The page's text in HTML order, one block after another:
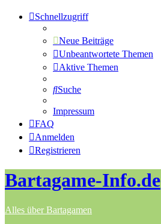
Schnellzugriff
Neue Beiträge
Unbeantwortete Themen
Aktive Themen
Suche
Impressum
FAQ
Anmelden
Registrieren
Bartagame-Info.de
Alles über Bartagamen